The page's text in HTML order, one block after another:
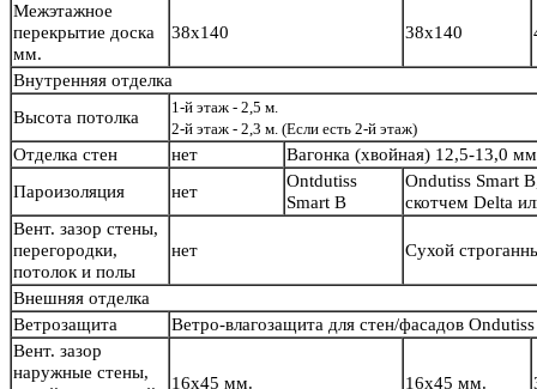
Межэтажное
перекрытие доска
мм.
38х140 38х140
Внутренняя отделка
Высота потолка
1-й этаж - 2,5 м.
2-й этаж - 2,3 м. (Если есть 2-й этаж)
Отделка стен нет
Вагонка (хвойная) 12,5-13,0
Пароизоляция
нет
Ontdutiss
Smart B
Ondutiss Smart
скотчем Delta
Вент. зазор стены,
перегородки,
потолок и полы
нет Сухой
Внешняя отделка
Ветрозащита
Ветро-влагозащита для стен/фасадов
Вент. зазор
наружные стены,
16х45 мм. 16х45 мм.